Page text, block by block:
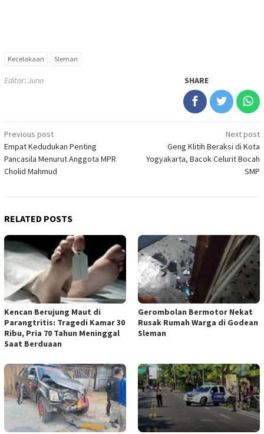
Kecelakaan Sleman
Editor: Juno SHARE
Post
navigation
Previous post
Empat Kedudukan Penting
Pancasila Menurut Anggota MPR
Cholid Mahmud
Next post
Geng Klitih Beraksi di Kota
Yogyakarta, Bacok Celurit Bocah
SMP
RELATED POSTS
Kencan Berujung Maut di
Parangtritis: Tragedi Kamar 30
Ribu, Pria 70 Tahun Meninggal
Saat Berduaan
Gerombolan Bermotor Nekat
Rusak Rumah Warga di Godean
Sleman